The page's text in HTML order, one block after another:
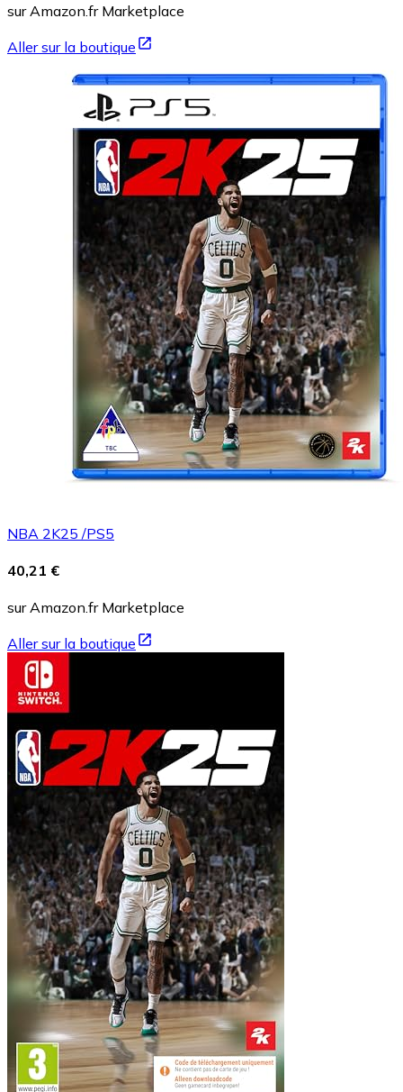
sur Amazon.fr Marketplace
Aller sur la boutique
NBA 2K25 /PS5
40,21 €
sur Amazon.fr Marketplace
Aller sur la boutique